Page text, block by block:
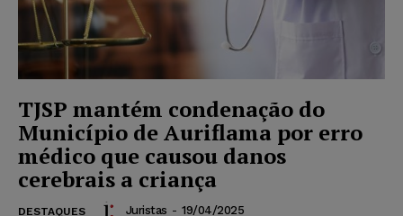
TJSP mantém condenação do
Município de Auriflama por erro
médico que causou danos
cerebrais a criança
DESTAQUES Juristas - 19/04/2025